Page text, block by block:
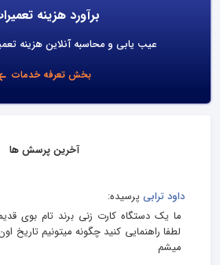
برآورد هزینه
عیب یابی و محاسبه آنلاین هزینه
بخش تعرفه خدمات
آخرین پرسش ها
داود ترابی پرسیده:
ما یک دستگاه کارت زنی برند تام بوی
لطفا راهنمایی کنید چگونه میتونیم تاریخ
میشم